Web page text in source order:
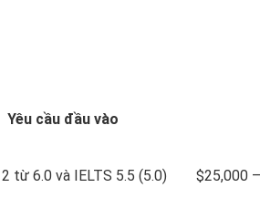
Yêu cầu đầu vào
từ 6.0 và IELTS 5.5 (5.0) $25,000